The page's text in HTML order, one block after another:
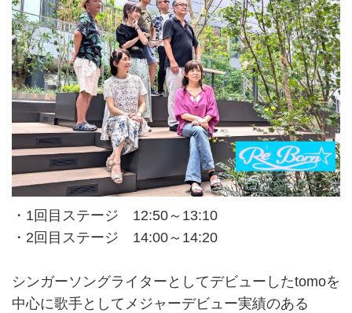
・1回目ステージ 12:50～13:10
・2回目ステージ 14:00～14:20
シンガーソングライターとしてデビューしたtomoを
中心に歌手としてメジャーデビュー実績のある